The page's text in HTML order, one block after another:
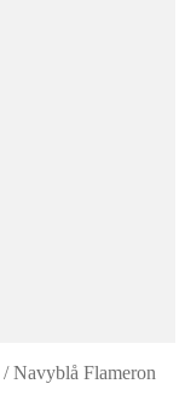
/Navyblå Flameron